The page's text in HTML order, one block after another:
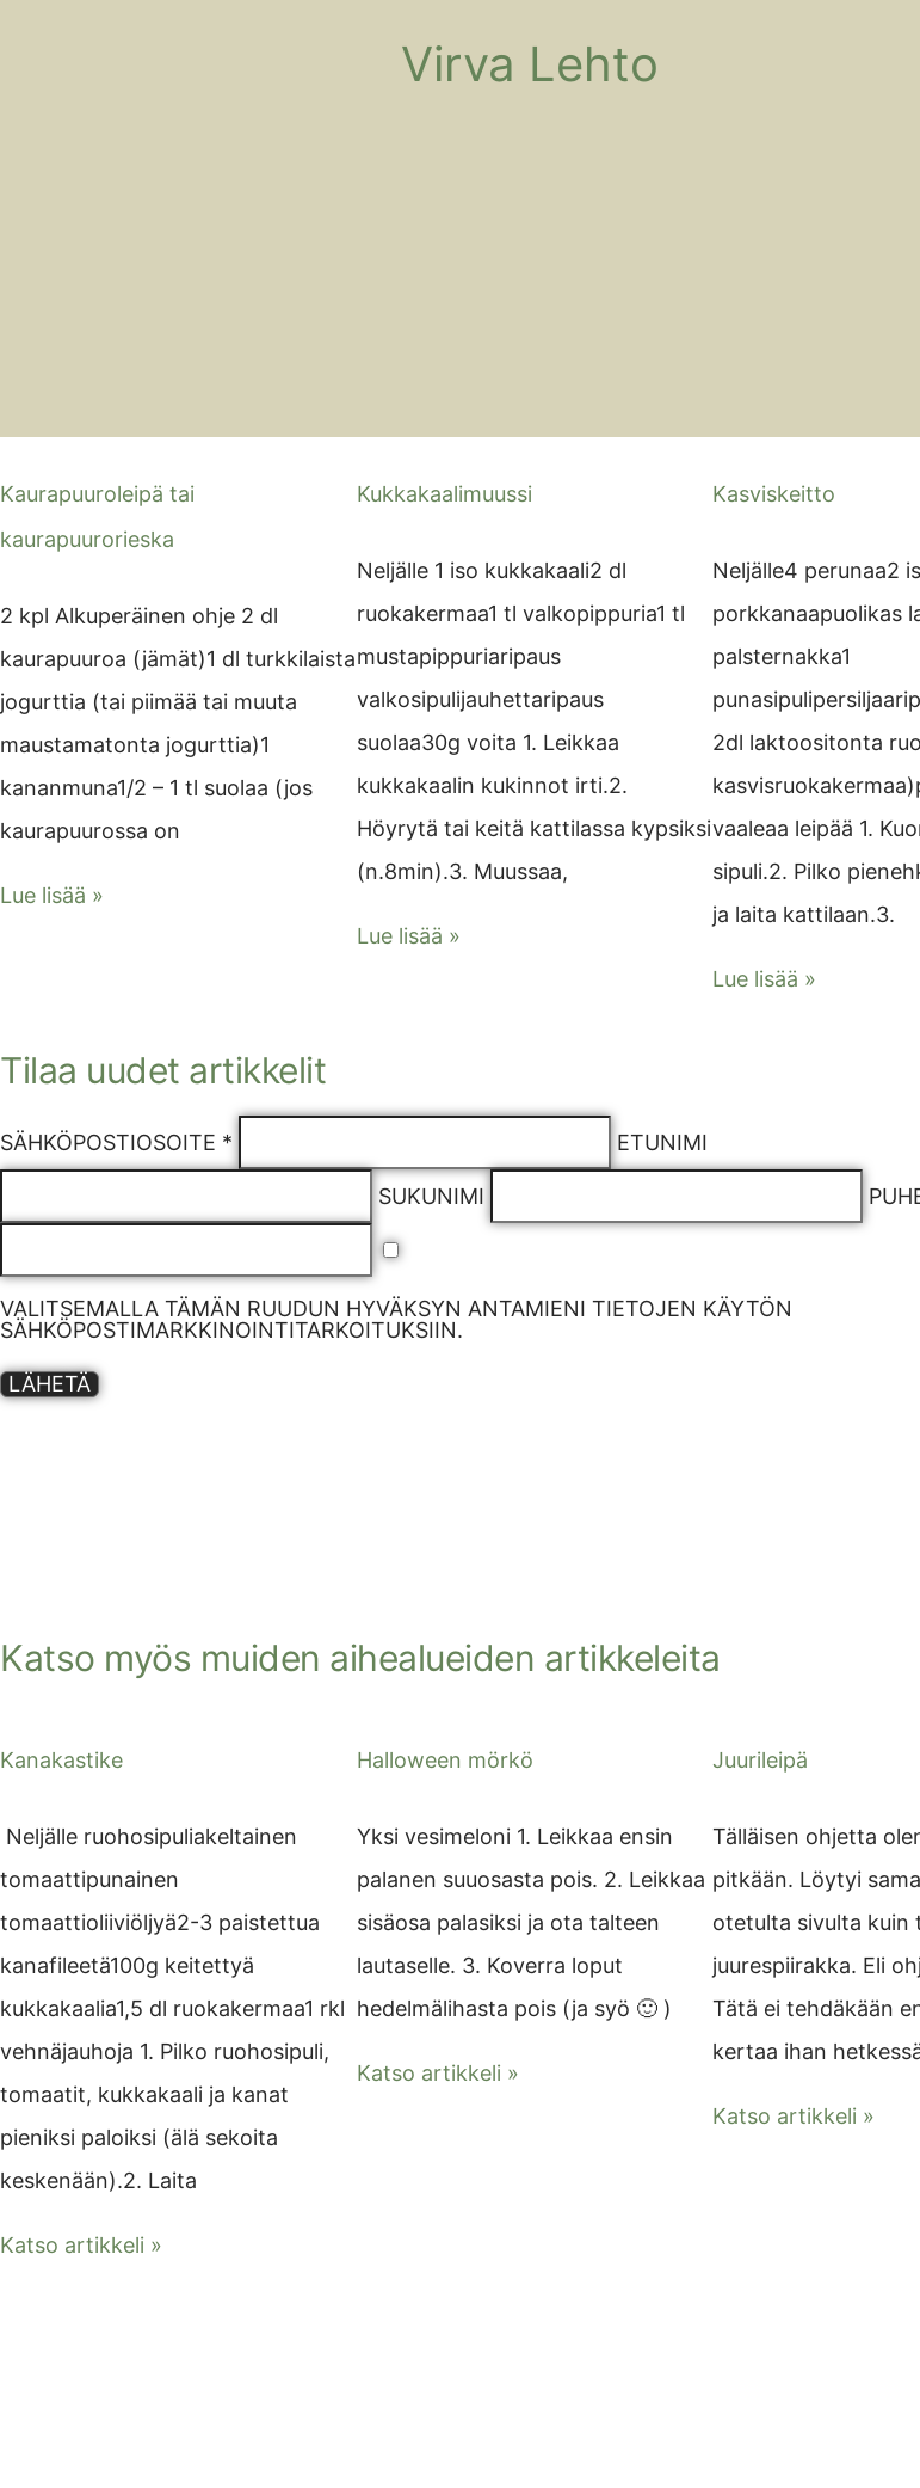
Virva Lehto
Kaurapuuroleipä tai
kaurapuurorieska
2 kpl Alkuperäinen ohje 2 dl
kaurapuuroa (jämät)1 dl turkkilaista
jogurttia (tai piimää tai muuta
maustamatonta jogurttia)1
kananmuna1/2 – 1 tl suolaa (jos
kaurapuurossa on
Lue lisää »
Kukkakaalimuussi
Neljälle 1 iso kukkakaali2 dl
ruokakermaa1 tl valkopippuria1 tl
mustapippuriaripaus
valkosipulijauhettaripaus
suolaa30g voita 1. Leikkaa
kukkakaalin kukinnot irti.2.
Höyrytä tai keitä kattilassa kypsiksi
(n.8min).3. Muussaa,
Lue lisää »
Kasviskeitto
Neljälle4 perunaa2
porkkanaapuolikas
palsternakka1
2dl laktoositonta
vaaleaa leipää 1.
sipuli.2. Pilko
ja laita kattilaan.3.
Lue lisää »
Tilaa uudet artikkelit
SÄHKÖPOSTIOSOITE * ETUNIMI
SUKUNIMI
VALITSEMALLA TÄMÄN RUUDUN HYVÄKSYN ANTAMIENI TIETOJEN KÄYTÖN
SÄHKÖPOSTIMARKKINOINTITARKOITUKSIIN.
LÄHETÄ
Katso myös muiden aihealueiden artikkeleita
Kanakastike
Neljälle ruohosipuliakeltainen
tomaattipunainen
tomaattioliiviöljyä2-3 paistettua
kanafileetä100g keitettyä
kukkakaalia1,5 dl ruokakermaa1 rkl
vehnäjauhoja 1. Pilko ruohosipuli,
tomaatit, kukkakaali ja kanat
pieniksi paloiksi (älä sekoita
keskenään).2. Laita
Katso artikkeli »
Halloween mörkö
Yksi vesimeloni 1. Leikkaa ensin
palanen suuosasta pois. 2. Leikkaa
sisäosa palasiksi ja ota talteen
lautaselle. 3. Koverra loput
hedelmälihasta pois (ja syö 🙂 )
Katso artikkeli »
Juurileipä
Tälläisen ohjetta
pitkään. Löytyi
otetulta sivulta kuin
juurespiirakka. Eli
Tätä ei tehdäkään
kertaa ihan
Katso artikkeli »